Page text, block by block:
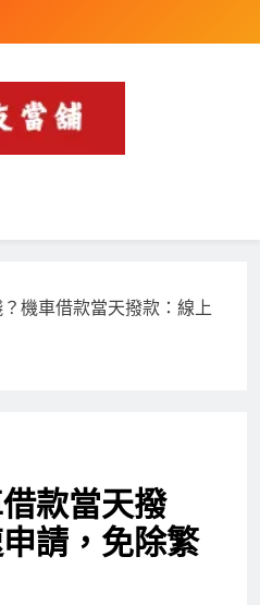
款,機車借
遊樂器借款
機車借款當天撥款：線上
款當天撥
請，免除繁